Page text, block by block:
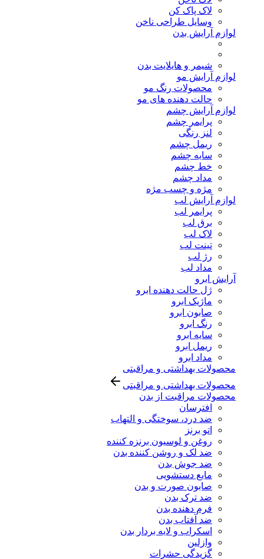
لاک پاک کن
وسایل طراحی ناخن
لوازم آرایش بدن
شیمر و هایلایت بدن
لوازم آرایش مو
محصولات رنگ مو
حالت دهنده های مو
لوازم آرایش چشم
پرایمر چشم
لنز رنگی
ریمل چشم
سایه چشم
خط چشم
مداد چشم
مژه و چسب مژه
لوازم آرایش لب
پرایمر لب
برق لب
لاک لب
تینت لب
رژ لب
مداد لب
آرایش ابرو
ژل حالت دهنده ابرو
ماژیک ابرو
صابون ابرو
رنگ ابرو
سایه ابرو
ریمل ابرو
مداد ابرو
محصولات بهداشتی و مراقبتی
محصولات بهداشتی و مراقبتی
محصولات مراقبت از بدن
افترسان
ضد درد، سوختگی و التهاب
اتو برنز
روغن و لوسیون برنزه کننده
ضد لک و روشن کننده بدن
ضد جوش بدن
مایع دستشویی
صابون صورت و بدن
ضد ترک بدن
فرم دهنده بدن
ضد آفتاب بدن
اسکراب و لایه بردار بدن
وازلین
گزیدگی حشرات